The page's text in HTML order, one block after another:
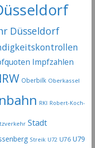
Düsseldorf
Impfzahlen
Oberbilk Oberkassel
RKI Robert-Koch-
Stadt
Streik U72 U76 U79